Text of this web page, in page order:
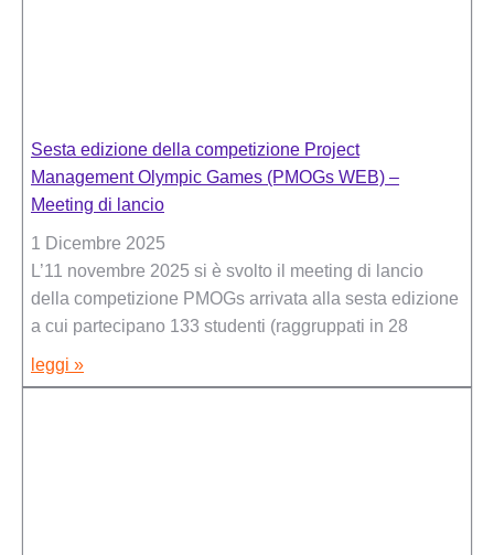
Sesta edizione della competizione Project
Management Olympic Games (PMOGs WEB) –
Meeting di lancio
1 Dicembre 2025
L’11 novembre 2025 si è svolto il meeting di lancio
della competizione PMOGs arrivata alla sesta edizione
a cui partecipano 133 studenti (raggruppati in 28
leggi »